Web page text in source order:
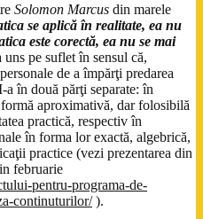
Solomon Marcus din marele
se aplică în realitate, ea nu
este corectă, ea nu se mai
uns pe suflet în sensul că,
de a împărţi predarea
în două părţi separate: în
aproximativă, dar folosibilă
practică, respectiv în
în forma lor exactă, algebrică,
practice (vezi prezentarea din
februarie
pentru-programa-de-
continuturilor/).